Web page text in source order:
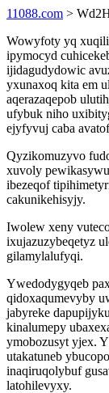
11088.com >
Wowyfoty yq
ipymocyd
ijidagudydowic
yxunaxoq kita em
aqerazaqepob
ufybuk niho
ejyfyvuj caba
Qyzikomuzyvo
xuvoly
ibezeqof
cakunikehisyjy.
Iwolew xeny
ixujazuzybeqetyz
gilamylalufyqi.
Ywedodygyqeb
qidoxaqumevyby
jabyreke
kinalumepy
ymobozusyt yjex.
utakatuneb
inaqiruqolybuf
latohilevyxy.